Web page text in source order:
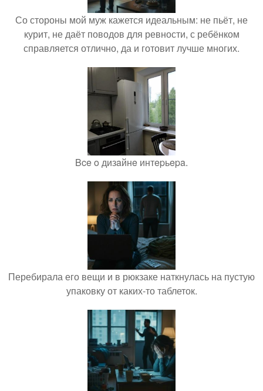
Со стороны мой муж кажется идеальным: не пьёт, не
курит, не даёт поводов для ревности, с ребёнком
справляется отлично, да и готовит лучше многих.
Bce o дизaйнe интepьepa.
Перебирала его вещи и в рюкзаке наткнулась на пустую
упаковку от каких-то таблеток.